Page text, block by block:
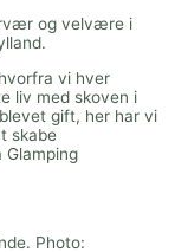
og velvære i
vi hver
liv med skoven i
gift, her har vi
skabe